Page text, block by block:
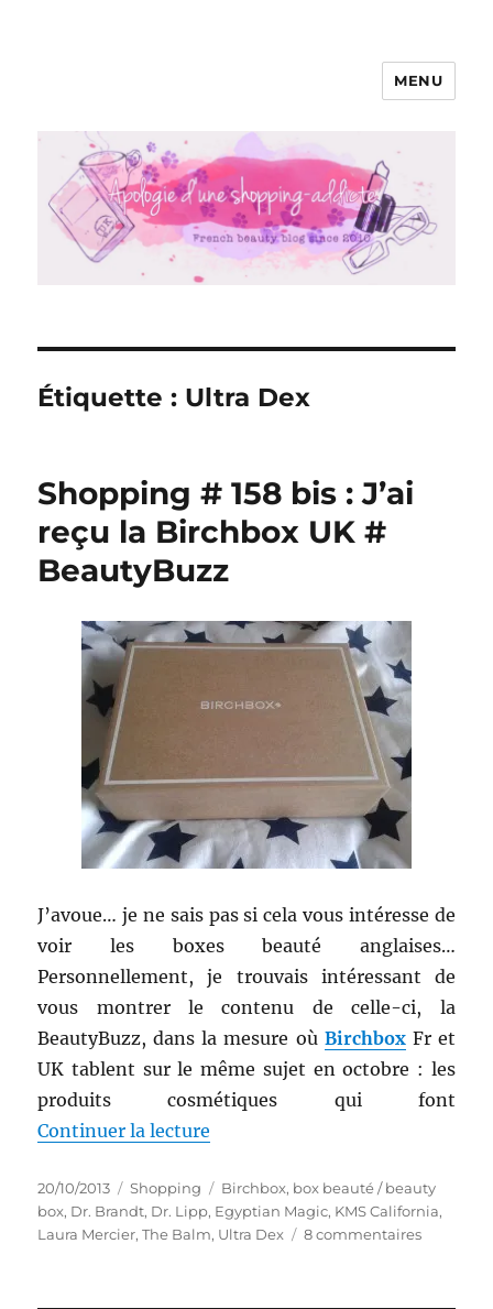
Apologie d'une Shopping-addicte
MENU
Étiquette : Ultra Dex
Shopping # 158 bis : J’ai
reçu la Birchbox UK #
BeautyBuzz
J’avoue… je ne sais pas si cela vous intéresse de
voir les boxes beauté anglaises…
Personnellement, je trouvais intéressant de
vous montrer le contenu de celle-ci, la
BeautyBuzz, dans la mesure où BirchboxFr et
UK tablent sur le même sujet en octobre : les
produits cosmétiques qui font
Continuer la lecture
Publié
le
20/10/2013 Catégories
Shopping Étiquettes
Birchbox, box beauté / beauty
box, Dr. Brandt, Dr. Lipp, Egyptian Magic, KMS California,
Laura Mercier,The Balm, Ultra Dex 8 commentairessur